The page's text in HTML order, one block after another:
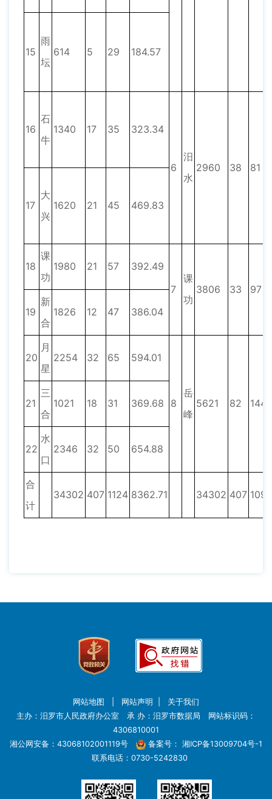
15
雨
坛
614 5 29 184.57
16
石
牛
1340 17 35 323.34
6
汨
水
2960 38 81
17
大
兴
1620 21 45 469.83
18
课
功
1980 21 57
392.49
7
课
功
3806 33
97
19
新
合
1826 12 47 386.04
20
月
星
2254 32 65 594.01
8
岳
峰
5621 82 144
21
三
合
1021 18 31 369.68
22
水
口
2346 32 50 654.88
合
计
34302 407 1124 8362.71 34302 407 1091
网站地图 网站声明
关于我们
主办：汨罗市人民政府办公室 承 办：汨罗市数据局 网站标识码：
4306810001
湘公网安备：43068102001119号
备案号： 湘ICP备13009704号-1
联系电话：0730-5242830